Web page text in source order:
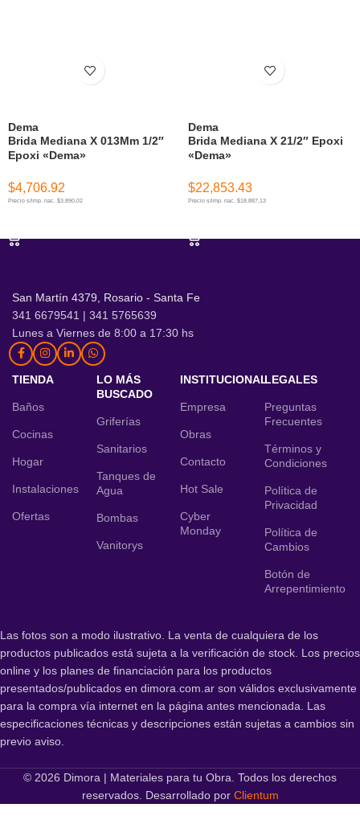
Brida Mediana X 013Mm 1/2″
Epoxi «Dema»
Dema
$4,706.92
Precio s/imp. nac. $3.890,02
Brida Mediana X 21/2″ Epoxi
«Dema»
Dema
$22,853.43
Precio s/imp. nac. $18.887,13
San Martín 4379, Rosario - Santa Fe
341 6679541 | 341 5765639
Lunes a Viernes de 8:00 a 17:30 hs
TIENDA
Baños
Cocinas
Hogar
Instalaciones
Ofertas
LO MÁS
BUSCADO
Griferías
Sanitarios
Tanques de
Agua
Bombas
Vanitorys
INSTITUCIONAL
Empresa
Obras
Contacto
Hot Sale
Cyber
Monday
LEGALES
Preguntas
Frecuentes
Términos y
Condiciones
Política de
Privacidad
Política de
Cambios
Botón de
Arrepentimiento
Las fotos son a modo ilustrativo. La venta de cualquiera de los
productos publicados está sujeta a la verificación de stock. Los precios
online y los planes de financiación para los productos
presentados/publicados en dimora.com.ar son válidos exclusivamente
para la compra vía internet en la página antes mencionada. Las
especificaciones técnicas y descripciones están sujetas a cambios sin
previo aviso.
© 2026 Dimora | Materiales para tu Obra. Todos los derechos
reservados. Desarrollado por Clientum